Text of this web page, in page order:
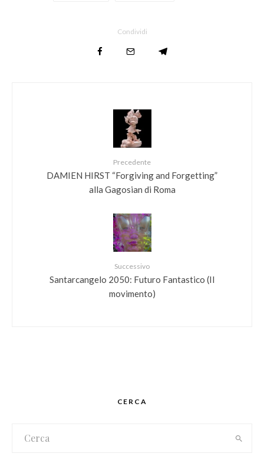
Condividi
Precedente
DAMIEN HIRST “Forgiving and Forgetting”
alla Gagosian di Roma
Successivo
Santarcangelo 2050: Futuro Fantastico (II
movimento)
CERCA